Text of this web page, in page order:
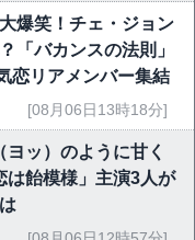
爆笑！チェ・ジョン
「バカンスの法則」
恋リアメンバー集結
[08月06日13時18分]
ッ）のように甘く
飴模様」主演3人が